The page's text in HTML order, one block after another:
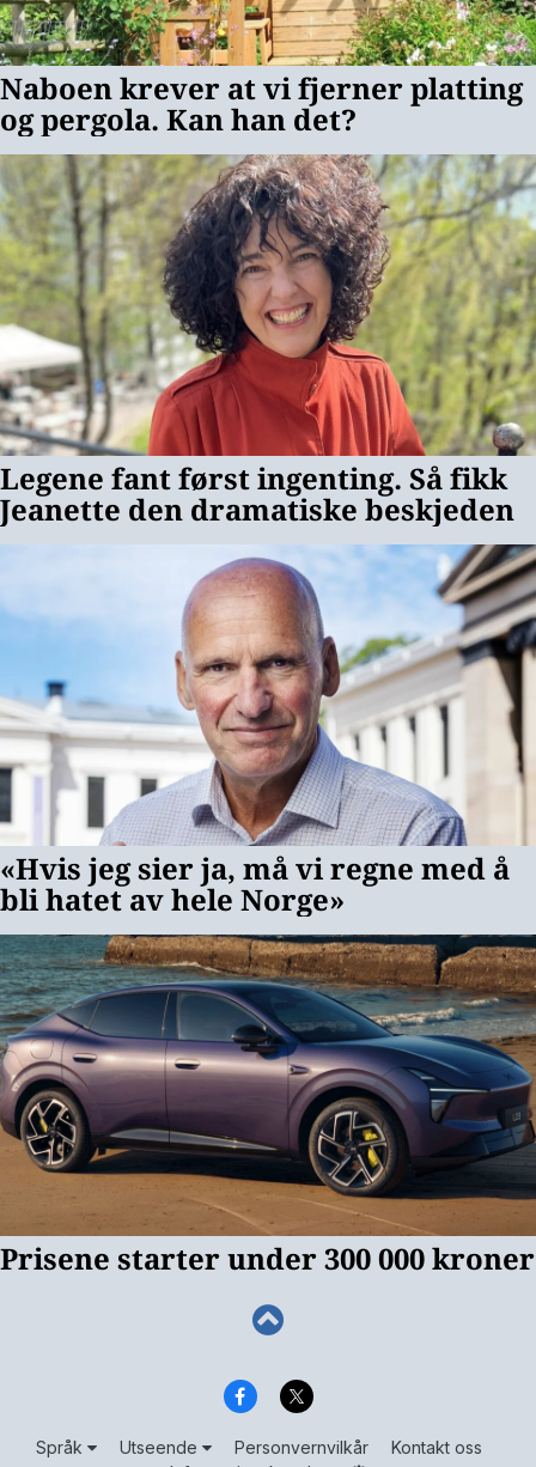
Språk Utseende Personvernvilkår
Kontakt oss